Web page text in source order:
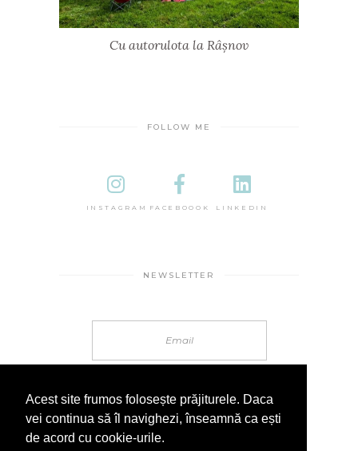
Cu autorulota la Râșnov
FOLLOW ME
INSTAGRAM FACEBOOOK LINKEDIN
NEWSLETTER
Acest site frumos folosește prăjiturele. Daca
vei continua să îl navighezi, înseamnă ca ești
de acord cu cookie-urile.